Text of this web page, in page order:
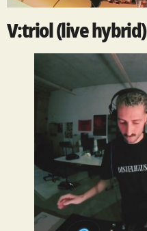
V:triol (live hybrid)